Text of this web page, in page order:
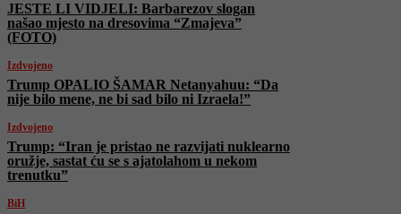
JESTE LI VIDJELI: Barbarezov slogan
našao mjesto na dresovima “Zmajeva”
(FOTO)
Izdvojeno
Trump OPALIO ŠAMAR Netanyahuu: “Da
nije bilo mene, ne bi sad bilo ni Izraela!”
Izdvojeno
Trump: “Iran je pristao ne razvijati nuklearno
oružje, sastat ću se s ajatolahom u nekom
trenutku”
BiH